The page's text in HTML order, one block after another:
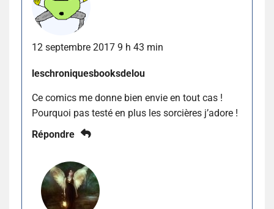
12 septembre 2017 9 h 43 min
leschroniquesbooksdelou
Ce comics me donne bien envie en tout cas !
Pourquoi pas testé en plus les sorcières j’adore !
Répondre